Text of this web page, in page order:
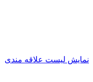
نمایش لیست علاقه مندی